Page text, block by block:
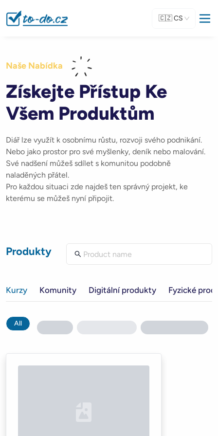
🇨🇿CS
Naše Nabídka
Získejte Přístup Ke
Všem Produktům
Diář lze využít k osobnímu růstu, rozvoji svého podnikání.
Nebo jako prostor pro své myšlenky, deník nebo malování.
Své nadšení můžeš sdílet s komunitou podobně
naladěných přátel.
Pro každou situaci zde najdeš ten správný projekt, ke
kterému se můžeš nyní připojit.
Produkty
Kurzy Komunity Digitální produkty Fyzické
All